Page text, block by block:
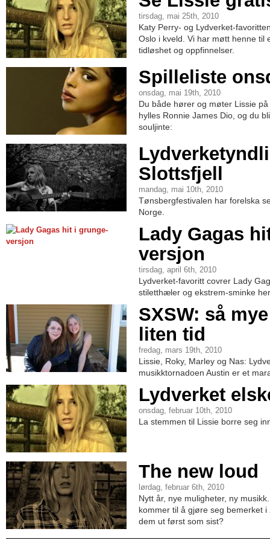
tirsdag, mai 25th, 2010
Katy Perry- og Lydverket-
Oslo i kveld. Vi har møtt henne til
tidløshet og oppfinnelser.
Spilleliste
onsdag, mai 19th, 2010
Du både hører og møter Lissie
hylles Ronnie James Dio, og du
souljinte:
Slottsfjell
mandag, mai 10th, 2010
Tønsbergfestivalen har forelska
Norge.
Lady Gagas
versjon
tirsdag, april 6th, 2010
Lydverket-favoritt covrer Lady
stiletthæler og ekstrem-sminke
SXSW: så
liten tid
fredag, mars 19th, 2010
Lissie, Roky, Marley og Nas:
musikktornadoen Austin er et
Lydverket
onsdag, februar 10th, 2010
La stemmen til Lissie borre seg
The new loud
lørdag, februar 6th, 2010
Nytt år, nye muligheter, ny
kommer til å gjøre seg bemerket
dem ut først som sist?